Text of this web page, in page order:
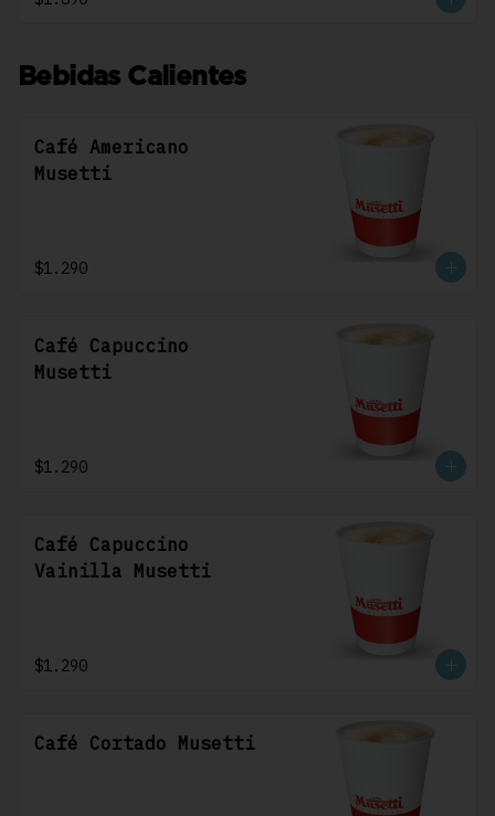
Bebidas Calientes
Café Americano
Musetti
$1.290
Café Capuccino
Musetti
$1.290
Café Capuccino
Vainilla Musetti
$1.290
Café Cortado Musetti